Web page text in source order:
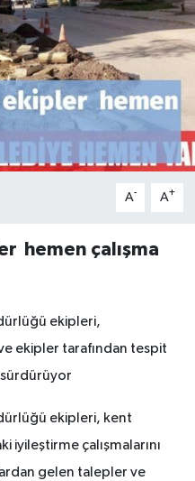
A- A+
hemen çalışma
ekipleri,
ekipler tarafından tespit
sürdürüyor
ekipleri, kent
iyileştirme çalışmalarını
gelen talepler ve